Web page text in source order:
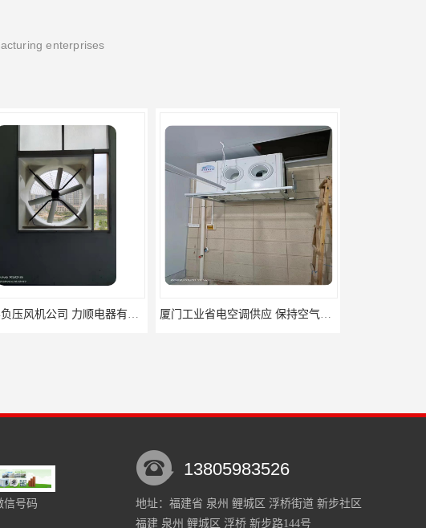
enterprises
金门县水冷水冷空调生产厂家
信号码
13805983526
地址：福建省 泉州 鲤城区 浮桥街道 新步社区
福建 泉州 鲤城区 浮桥 新步路144号